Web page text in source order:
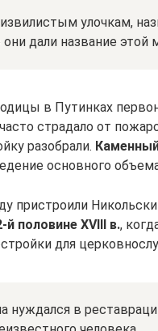
улочкам,
дали название этой
в Путинках
страдало от
разобрали.
основного
пристроили
половине XVIII в.,
для
нуждался в